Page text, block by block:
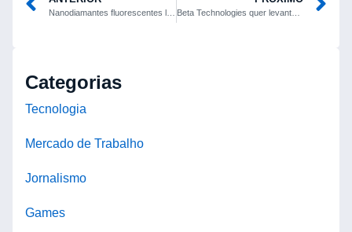
Nanodiamantes fluorescentes liberam fármaco e monitoram reações em células de câncer de mama Beta Technologies quer levantar até US$ 825 milhões em abertura de capital
Categorias
Tecnologia
Mercado de Trabalho
Jornalismo
Games